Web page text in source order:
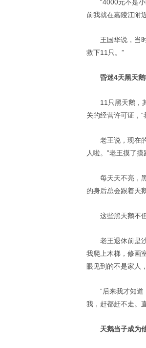
“4000元不是
前我就在嘉陵江附
王国华说，当
救下11只。”
昏迷4天黑天
11只黑天鹅，
关的经营许可证，
老王说，现在
人啦。”老王摸了
每天天不亮，
的身后总会跟着天鹅
这些黑天鹅不
老王退休前是
我爬上木梯，修画
眼见到的不是家人
“后来我才知
我，赶都赶不走。
天鹅当子成为